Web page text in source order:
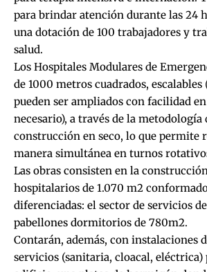
para brindar atención durante las 24
una dotación de 100 trabajadores y
salud.
Los Hospitales Modulares de
de 1000 metros cuadrados, escalables
pueden ser ampliados con facilidad en
necesario), a través de la metodología
construcción en seco, lo que permite
manera simultánea en turnos
Las obras consisten en la
hospitalarios de 1.070 m2
diferenciadas: el sector de servicios
pabellones dormitorios de 780m2.
Contarán, además, con instalaciones
servicios (sanitaria, cloacal, eléctrica)